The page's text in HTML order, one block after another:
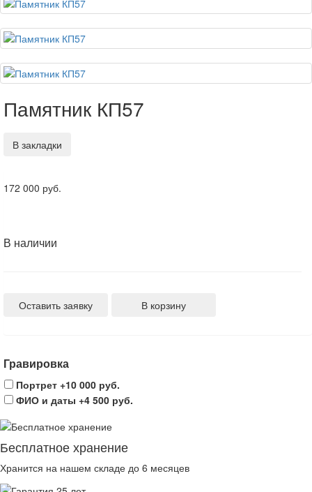
Памятник КП57
В закладки
172 000 руб.
В наличии
Оставить заявку В корзину
Гравировка
Портрет +10 000 руб.
ФИО и даты +4 500 руб.
Бесплатное хранение
Хранится на нашем складе до 6 месяцев